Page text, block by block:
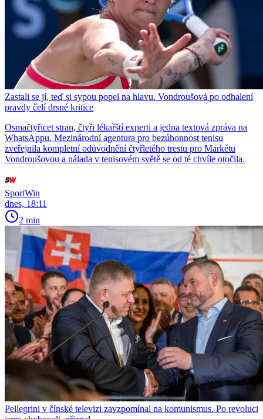
Zastali se jí, teď si sypou popel na hlavu. Vondroušová po odhalení
pravdy čelí drsné kritice
Osmačtyřicet stran, čtyři lékařští experti a jedna textová zpráva na
WhatsAppu. Mezinárodní agentura pro bezúhonnost tenisu
zveřejnila kompletní odůvodnění čtyřletého trestu pro Markétu
Vondroušovou a nálada v tenisovém světě se od té chvíle otočila.
SportWin
dnes, 18:11
2 min
Pellegrini v čínské televizi zavzpomínal na komunismus. Po revoluci